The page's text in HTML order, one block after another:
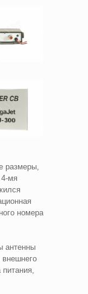
размеры,
мя
номера
антенны
питания,